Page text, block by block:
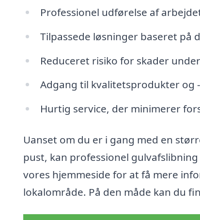
Professionel udførelse af
Tilpassede løsninger baseret på
Reduceret risiko for skader
Adgang til kvalitetsprodukter og
Hurtig service, der minimerer
Uanset om du er i gang med en
pust, kan professionel
vores hjemmeside for at få mere
lokalområde. På den måde kan du